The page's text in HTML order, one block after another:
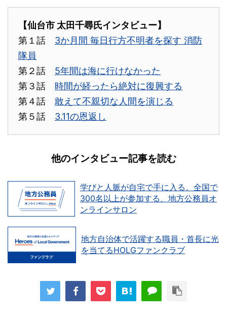
【仙台市 太田千尋氏インタビュー】
第１話 3か月間 毎日行方不明者を探す 消防
隊員
第２話 5年間は海に行けなかった
第３話 時間が経ったら絶対に復興する
第４話 敢えて不親切な人間を演じる
第５話 3.11の恩返し
他のインタビュー記事を読む
学びと人脈が自宅で手に入る。全国で
300名以上が参加する、地方公務員オ
ンラインサロン
地方自治体で活躍する職員・首長に光
を当てるHOLGファンクラブ